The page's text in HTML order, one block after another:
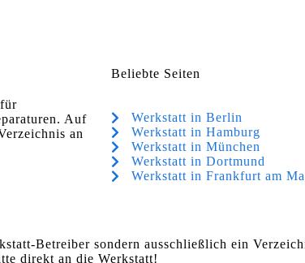
Auf
an
Beliebte Seiten
Werkstatt in Berlin
Werkstatt in Hamburg
Werkstatt in München
Werkstatt in Dortmund
Werkstatt in Frankfurt am
Betreiber sondern ausschließlich ein
direkt an die Werkstatt!